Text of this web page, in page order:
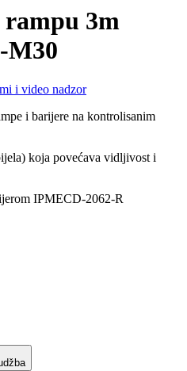
3m
M30
i video nadzor
i barijere na kontrolisanim
koja povećava vidljivost i
IPMECD-2062-R